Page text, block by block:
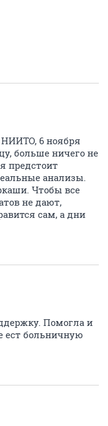
6 ноября
больше ничего не
предстоит
анализы.
Чтобы все
не дают,
сам, а дни
Помогла и
ест больничную